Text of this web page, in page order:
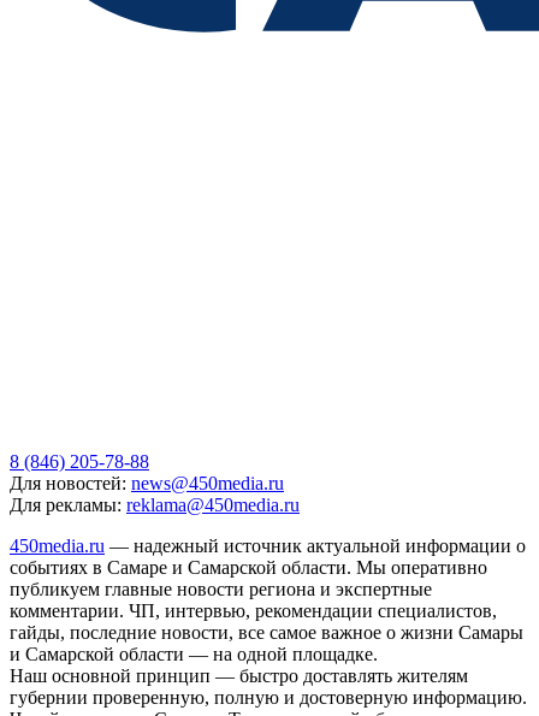
8 (846) 205-78-88
Для новостей: news@450media.ru
Для рекламы: reklama@450media.ru
450media.ru — надежный источник актуальной информации о
событиях в Самаре и Самарской области. Мы оперативно
публикуем главные новости региона и экспертные
комментарии. ЧП, интервью, рекомендации специалистов,
гайды, последние новости, все самое важное о жизни Самары
и Самарской области — на одной площадке.
Наш основной принцип — быстро доставлять жителям
губернии проверенную, полную и достоверную информацию.